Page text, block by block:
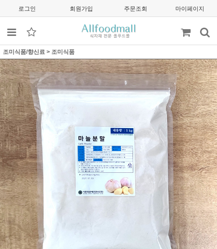
로그인 회원가입 주문조회 마이페이지
조미식품/향신료 > 조미식품